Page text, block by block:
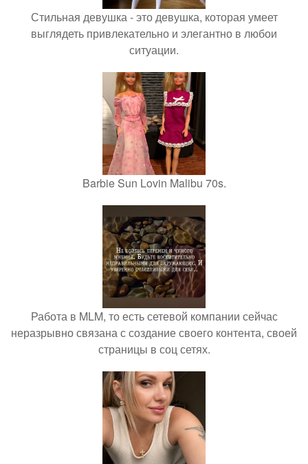
Стильная девушка - это девушка, которая умеет
выглядеть привлекательно и элегантно в любои
ситуации.
Barbie Sun Lovin Malibu 70s.
Работа в MLM, то есть сетевой компании сейчас
неразрывно связана с создание своего контента, своей
страницы в соц сетях.